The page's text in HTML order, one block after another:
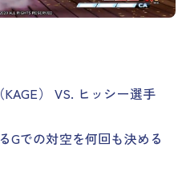
） VS. ヒッシー選手
Gでの対空を何回も決める